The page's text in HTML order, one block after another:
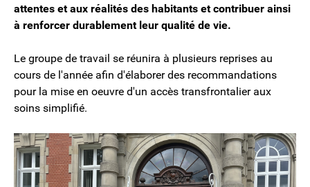
attentes et aux réalités des habitants et contribuer ainsi
à renforcer durablement leur qualité de vie.
Le groupe de travail se réunira à plusieurs reprises au
cours de l'année afin d'élaborer des recommandations
pour la mise en oeuvre d'un accès transfrontalier aux
soins simplifié.